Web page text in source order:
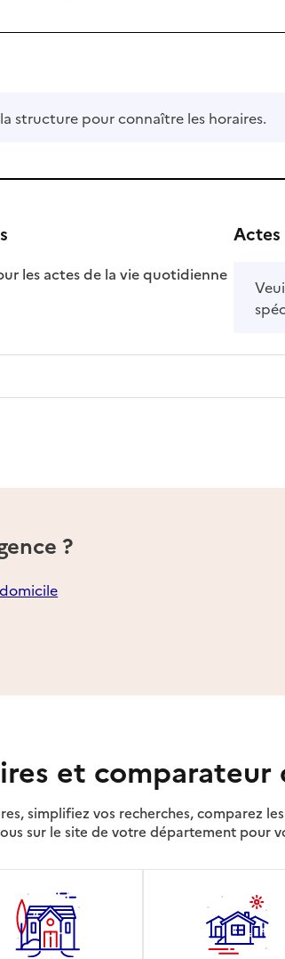
structure pour connaître les horaires.
les actes de la vie quotidienne
?
et comparateur
simplifiez vos recherches, comparez
sur le site de votre département pour